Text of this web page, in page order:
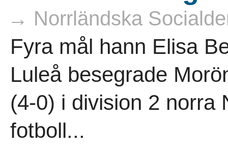
→ Norrländska
Fyra mål hann Elisa
Luleå besegrade
(4-0) i division 2 norra
fotboll...